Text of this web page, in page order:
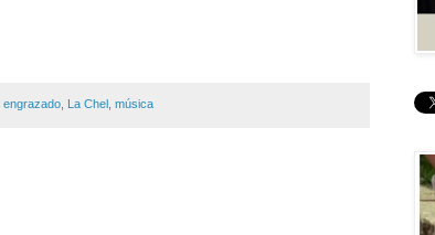
engrazado, La Chel, música